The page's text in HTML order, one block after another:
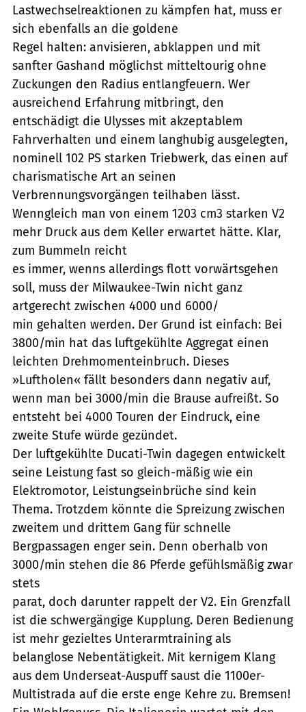
Lastwechselreaktionen zu kämpfen hat, muss er
sich ebenfalls an die goldene
Regel halten: anvisieren, abklappen und mit
sanfter Gashand möglichst mitteltourig ohne
Zuckungen den Radius entlangfeuern. Wer
ausreichend Erfahrung mitbringt, den
entschädigt die Ulysses mit akzeptablem
Fahrverhalten und einem langhubig ausgelegten,
nominell 102 PS starken Triebwerk, das einen auf
charismatische Art an seinen
Verbrennungsvorgängen teilhaben lässt.
Wenngleich man von einem 1203 cm3 starken V2
mehr Druck aus dem Keller erwartet hätte. Klar,
zum Bummeln reicht
es immer, wenns allerdings flott vorwärtsgehen
soll, muss der Milwaukee-Twin nicht ganz
artgerecht zwischen 4000 und 6000/
min gehalten werden. Der Grund ist einfach: Bei
3800/min hat das luftgekühlte Aggregat einen
leichten Drehmomenteinbruch. Dieses
»Luftholen« fällt besonders dann negativ auf,
wenn man bei 3000/min die Brause aufreißt. So
entsteht bei 4000 Touren der Eindruck, eine
zweite Stufe würde gezündet.
Der luftgekühlte Ducati-Twin dagegen entwickelt
seine Leistung fast so gleich-mäßig wie ein
Elektromotor, Leistungseinbrüche sind kein
Thema. Trotzdem könnte die Spreizung zwischen
zweitem und drittem Gang für schnelle
Bergpassagen enger sein. Denn oberhalb von
3000/min stehen die 86 Pferde gefühlsmäßig zwar
stets
parat, doch darunter rappelt der V2. Ein Grenzfall
ist die schwergängige Kupplung. Deren Bedienung
ist mehr gezieltes Unterarmtraining als
belanglose Nebentätigkeit. Mit kernigem Klang
aus dem Underseat-Auspuff saust die 1100er-
Multistrada auf die erste enge Kehre zu. Bremsen!